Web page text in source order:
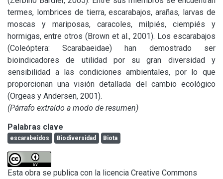
termes, lombrices de tierra, escarabajos, arañas, larvas de
moscas y mariposas, caracoles, milpiés, ciempiés y
hormigas, entre otros (Brown et al., 2001). Los escarabajos
(Coleóptera: Scarabaeidae) han demostrado ser
bioindicadores de utilidad por su gran diversidad y
sensibilidad a las condiciones ambientales, por lo que
proporcionan una visión detallada del cambio ecológico
(Párrafo extraído a modo de resumen)
Palabras clave
escarabeidos Biodiversidad Biota
Esta obra se publica con la licencia Creative Commons